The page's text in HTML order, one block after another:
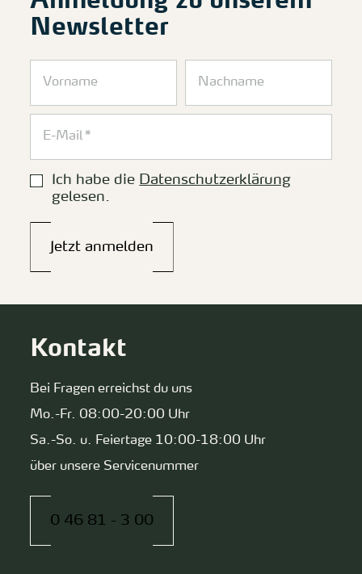
Newsletter
Ich habe die
Datenschutzerklärung
gelesen.
Jetzt anmelden
Kontakt
Bei Fragen erreichst du uns
Mo.-Fr. 08:00-20:00 Uhr
Sa.-So. u. Feiertage 10:00-18:00 Uhr
über unsere Servicenummer
0 46 81 - 3 00